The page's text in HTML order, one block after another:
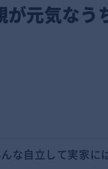
が元気なう
な自立して実家に